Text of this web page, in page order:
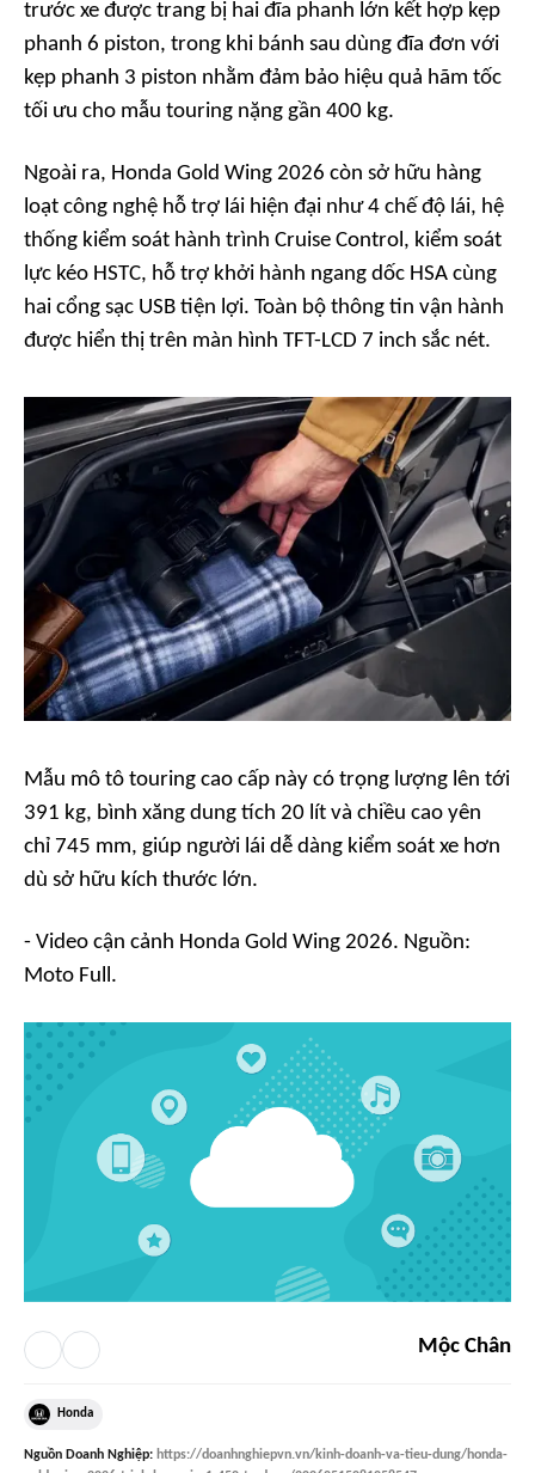
trước xe được trang bị hai đĩa phanh lớn kết hợp kẹp
phanh 6 piston, trong khi bánh sau dùng đĩa đơn với
kẹp phanh 3 piston nhằm đảm bảo hiệu quả hãm tốc
tối ưu cho mẫu touring nặng gần 400 kg.
Ngoài ra, Honda Gold Wing 2026 còn sở hữu hàng
loạt công nghệ hỗ trợ lái hiện đại như 4 chế độ lái, hệ
thống kiểm soát hành trình Cruise Control, kiểm soát
lực kéo HSTC, hỗ trợ khởi hành ngang dốc HSA cùng
hai cổng sạc USB tiện lợi. Toàn bộ thông tin vận hành
được hiển thị trên màn hình TFT-LCD 7 inch sắc nét.
Mẫu mô tô touring cao cấp này có trọng lượng lên tới
391 kg, bình xăng dung tích 20 lít và chiều cao yên
chỉ 745 mm, giúp người lái dễ dàng kiểm soát xe hơn
dù sở hữu kích thước lớn.
- Video cận cảnh Honda Gold Wing 2026. Nguồn:
Moto Full.
Mộc Chân
Honda
Nguồn Doanh Nghiệp: https://doanhnghiepvn.vn/kinh-doanh-va-tieu-dung/honda-